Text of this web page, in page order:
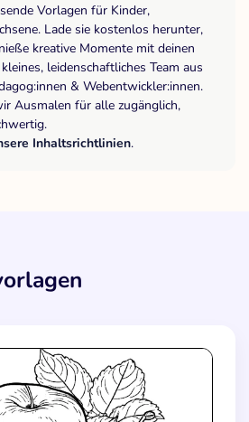
Vorlagen für Kinder,
Lade sie kostenlos herunter,
kreative Momente mit deinen
leidenschaftliches Team aus
& Webentwickler:innen.
Ausmalen für alle zugänglich,
Inhaltsrichtlinien.